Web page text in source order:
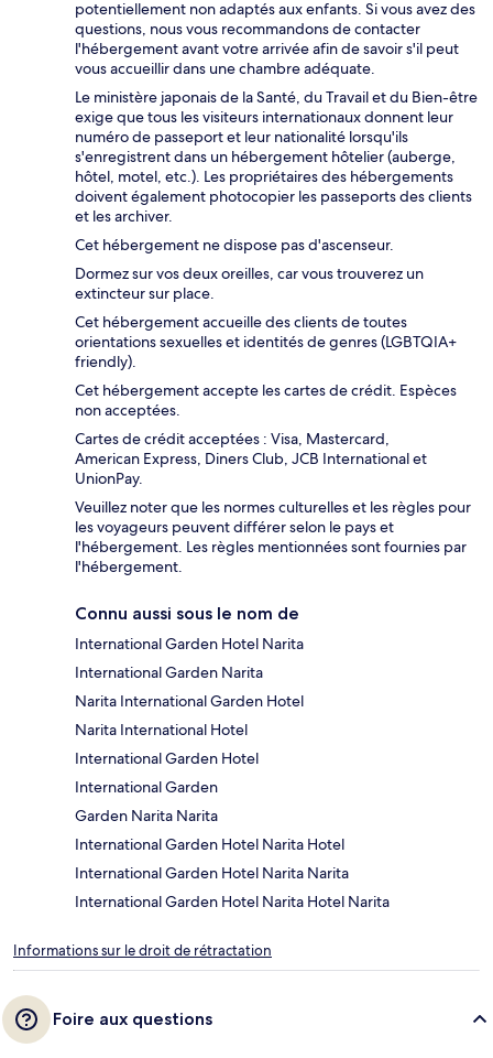
potentiellement non adaptés aux enfants. Si vous avez des
questions, nous vous recommandons de contacter
l'hébergement avant votre arrivée afin de savoir s'il peut
vous accueillir dans une chambre adéquate.
Le ministère japonais de la Santé, du Travail et du Bien-être
exige que tous les visiteurs internationaux donnent leur
numéro de passeport et leur nationalité lorsqu'ils
s'enregistrent dans un hébergement hôtelier (auberge,
hôtel, motel, etc.). Les propriétaires des hébergements
doivent également photocopier les passeports des clients
et les archiver.
Cet hébergement ne dispose pas d'ascenseur.
Dormez sur vos deux oreilles, car vous trouverez un
extincteur sur place.
Cet hébergement accueille des clients de toutes
orientations sexuelles et identités de genres (LGBTQIA+
friendly).
Cet hébergement accepte les cartes de crédit. Espèces
non acceptées.
Cartes de crédit acceptées : Visa, Mastercard,
American Express, Diners Club, JCB International et
UnionPay.
Veuillez noter que les normes culturelles et les règles pour
les voyageurs peuvent différer selon le pays et
l'hébergement. Les règles mentionnées sont fournies par
l'hébergement.
Connu aussi sous le nom de
International Garden Hotel Narita
International Garden Narita
Narita International Garden Hotel
Narita International Hotel
International Garden Hotel
International Garden
Garden Narita Narita
International Garden Hotel Narita Hotel
International Garden Hotel Narita Narita
International Garden Hotel Narita Hotel Narita
Informations sur le droit de rétractation
Foire aux questions